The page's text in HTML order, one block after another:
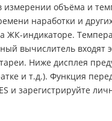
измерении объёма и
наработки и
ЖК-индикаторе.
вычислитель
Ниже дисплея
и т.д.). Функция
и зарегистрируйте